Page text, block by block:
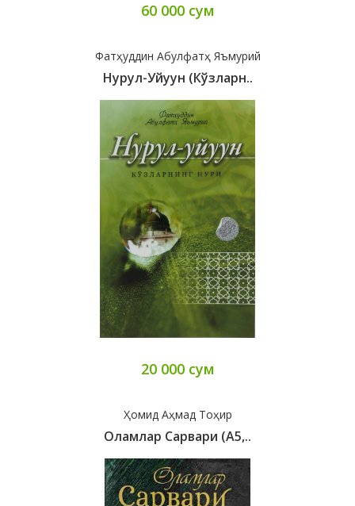
60 000 сум
Фатҳуддин Абулфатҳ Яъмурий
Нурул-Уйуун (кўзларн..
20 000 сум
Ҳомид Аҳмад Тоҳир
Оламлар Сарвари (А5,..